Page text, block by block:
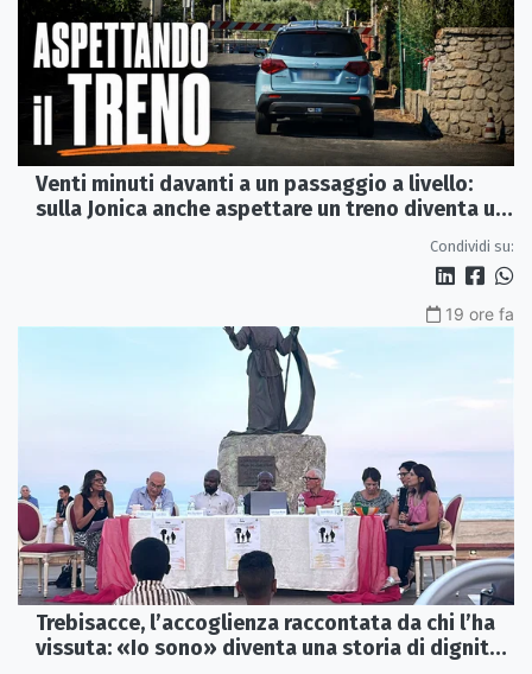
Venti minuti davanti a un passaggio a livello:
sulla Jonica anche aspettare un treno diventa un
Condividi su:
19 ore fa
Trebisacce, l’accoglienza raccontata da chi l’ha
vissuta: «Io sono» diventa una storia di dignità